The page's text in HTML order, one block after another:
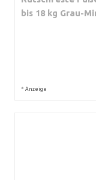
bis 18 kg Grau-
* Anzeige